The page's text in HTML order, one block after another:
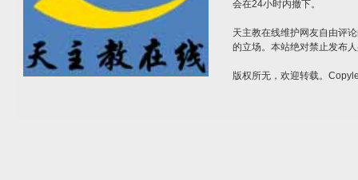
会在24小时内撤下。
天主教在线维护网友自由评
的立场。本站绝对禁止发布
版权所无，欢迎转载。